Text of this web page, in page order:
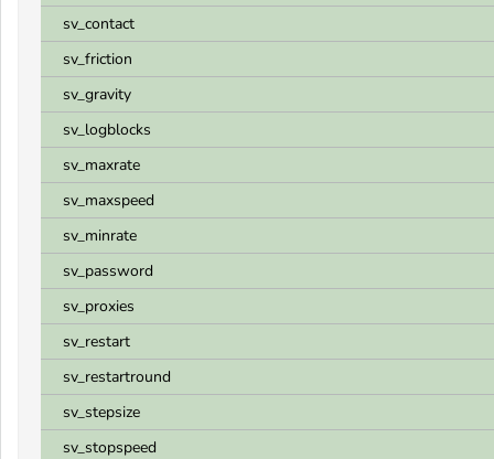
sv_contact
sv_friction
sv_gravity
sv_logblocks
sv_maxrate
sv_maxspeed
sv_minrate
sv_password
sv_proxies
sv_restart
sv_restartround
sv_stepsize
sv_stopspeed